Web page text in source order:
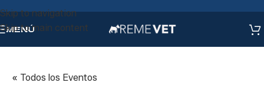
Skip to navigation
Skip to main content
MENÚ
« Todos los Eventos